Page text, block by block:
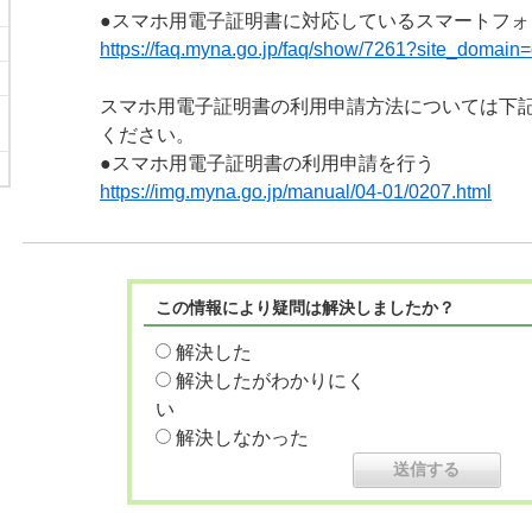
●スマホ用電子証明書に対応しているスマートフ
https://faq.myna.go.jp/faq/show/
スマホ用電子証明書の利用申請方法については下
ください。
●スマホ用電子証明書の利用申請を行う
https://img.myna.go.jp/manual/04-01/0207.html
この情報により疑問は解決しましたか？
解決した
解決したがわかりにく
い
解決しなかった